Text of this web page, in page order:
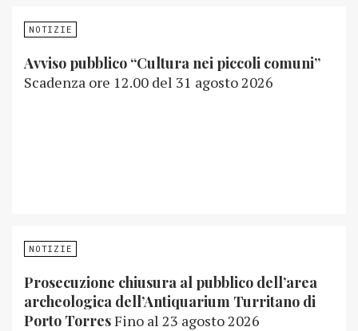
NOTIZIE
Avviso pubblico “Cultura nei piccoli comuni”
Scadenza ore 12.00 del 31 agosto 2026
NOTIZIE
Prosecuzione chiusura al pubblico dell’area
archeologica dell’Antiquarium Turritano di
Porto TorresFino al 23 agosto 2026